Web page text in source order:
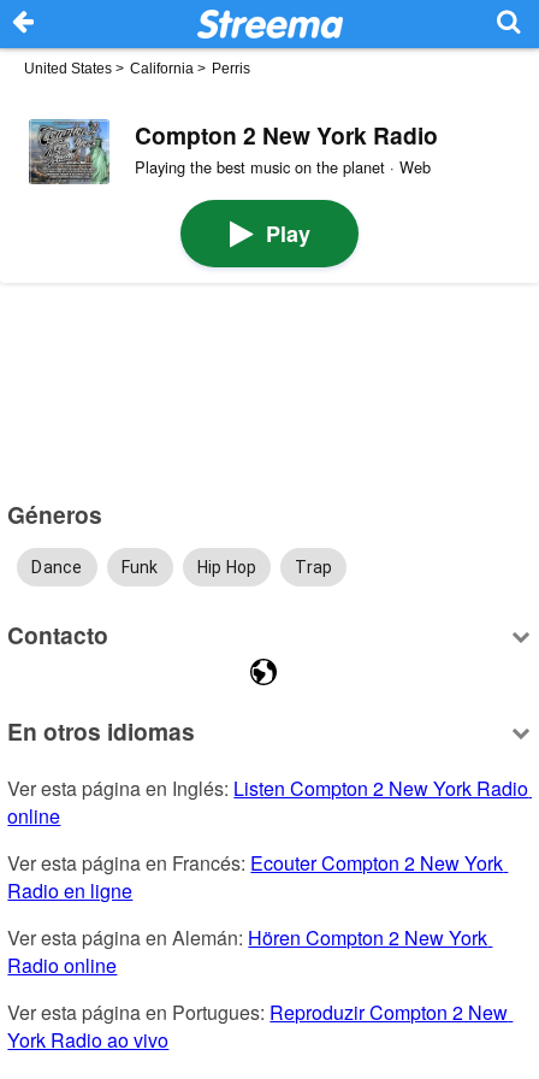
United States > California > Perris
Compton 2 New York Radio
Playing the best music on the planet · Web
Play
Géneros
Dance Funk Hip Hop Trap
Contacto
En otros idiomas
Ver esta página en Inglés: Listen Compton 2 New York Radio
online
Ver esta página en Francés: Ecouter Compton 2 New York
Radio en ligne
Ver esta página en Alemán: Hören Compton 2 New York
Radio online
Ver esta página en Portugues: Reproduzir Compton 2 New
York Radio ao vivo